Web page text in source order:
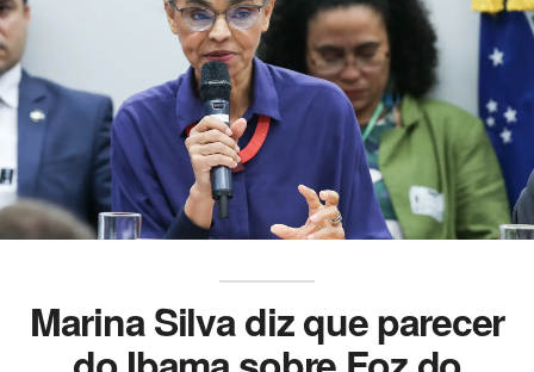
Marina Silva diz que parecer